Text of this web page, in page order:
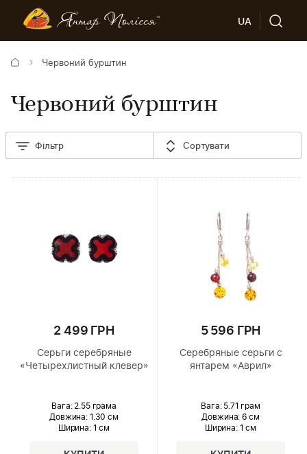
UA
Червоний бурштин
Червоний бурштин
Фільтр Сортувати
2 499 ГРН
Серьги серебряные
«Четырехлистный клевер»
Вага: 2.55 грама
Довжина: 1.30 см
Ширина: 1 см
5 596 ГРН
Серебряные серьги с
янтарем «Аврил»
Вага: 5.71 грам
Довжина: 6 см
Ширина: 1 см